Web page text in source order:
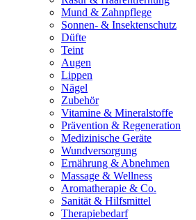
Mund & Zahnpflege
Sonnen- & Insektenschutz
Düfte
Teint
Augen
Lippen
Nägel
Zubehör
Vitamine & Mineralstoffe
Prävention & Regeneration
Medizinische Geräte
Wundversorgung
Ernährung & Abnehmen
Massage & Wellness
Aromatherapie & Co.
Sanität & Hilfsmittel
Therapiebedarf